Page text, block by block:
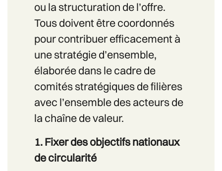
ou la structuration de l’offre.
Tous doivent être coordonnés
pour contribuer efficacement à
une stratégie d’ensemble,
élaborée dans le cadre de
comités stratégiques de filières
avec l’ensemble des acteurs de
la chaîne de valeur.
1. Fixer des objectifs nationaux
de circularité